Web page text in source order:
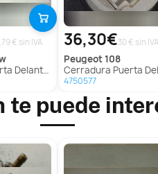
€ sin IVA
Para Peugeot 308 Sw
36,30€30 € sin IVA
peugeot108
Cerradura Puerta Delantera Izquierda para
4750577
te puede